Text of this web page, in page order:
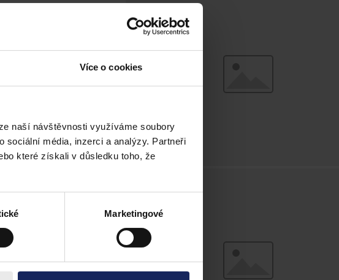
Více o cookies
naší návštěvnosti využíváme soubory
sociální média, inzerci a analýzy. Partneři
které získali v důsledku toho, že
Marketingové
fakultu přijali
z Katedry finančního